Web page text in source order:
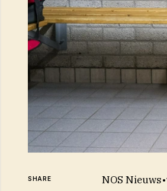
SHARE NOS Nieuws•